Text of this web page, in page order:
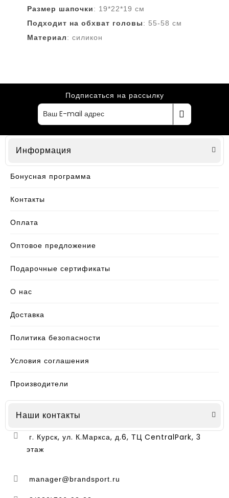
Размер шапочки: 19*22*19 см
Подходит наобхват головы: 55-58 см
Материал: силикон
Подписаться на рассылку
Информация
Бонусная программа
Контакты
Оплата
Оптовое предложение
Подарочные сертификаты
О нас
Доставка
Политика безопасности
Условия соглашения
Производители
Наши контакты
г. Курск, ул. К.Маркса, д.6, ТЦ CentralPark, 3
этаж
manager@brandsport.ru